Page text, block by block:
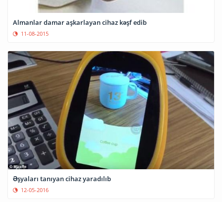
Almanlar damar aşkarlayan cihaz kəşf edib
11-08-2015
Əşyaları tanıyan cihaz yaradılıb
12-05-2016